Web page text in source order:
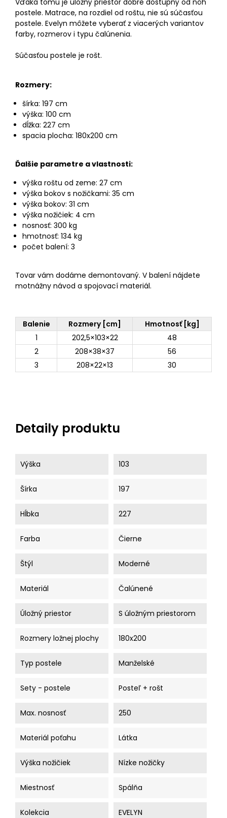
Vďaka tomu je úložný priestor dobre dostupný od nôh
postele. Matrace, na rozdiel od roštu, nie sú súčasťou
postele. Evelyn môžete vyberať z viacerých variantov
farby, rozmerov i typu čalúnenia.
Súčasťou postele je rošt.
Rozmery:
šírka: 197 cm
výška: 100 cm
dĺžka: 227 cm
spacia plocha: 180x200 cm
Ďalšie parametre a vlastnosti:
výška roštu od zeme: 27 cm
výška bokov s nožičkami: 35 cm
výška bokov: 31 cm
výška nožičiek: 4 cm
nosnosť: 300 kg
hmotnosť: 134 kg
počet balení: 3
Tovar vám dodáme demontovaný. V balení nájdete
motnážny návod a spojovací materiál.
Balenie Rozmery [cm]
Hmotnosť [kg]
1
202,5×103×22
48
2
208×38×37
56
3
208×22×13 30
Detaily produktu
Výška 103
Šírka 197
Hĺbka 227
Farba Čierne
Štýl Moderné
Materiál Čalúnené
Úložný priestor S úložným priestorom
Rozmery ložnej plochy 180x200
Typ postele Manželské
Sety - postele Posteľ + rošt
Max. nosnosť 250
Materiál poťahu Látka
Výška nožičiek Nízke nožičky
Miestnosť Spálňa
Kolekcia EVELYN